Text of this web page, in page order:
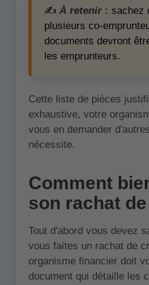
✍️ À retenir : sachez
plusieurs co-
documents devront
les emprunteurs.
Cette liste de pièces
exhaustive, votre
vous en demander
nécessite.
Comment
son rachat
Tout d'abord vous devez
vous faites un rachat de
organisme financier doit
document qui détaille les